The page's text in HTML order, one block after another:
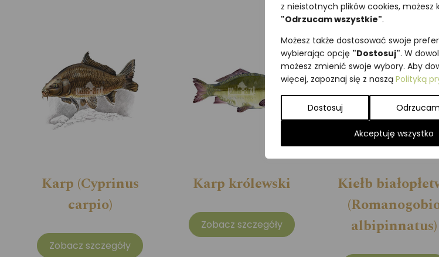
z nieistotnych plików cookies, możesz
"Odrzucam wszystkie".
Możesz także dostosować swoje
wybierając opcję "Dostosuj". W
możesz zmienić swoje wybory. Aby
więcej, zapoznaj się z naszą Polityką
Dostosuj
Akceptuję wszystko
Karp (Cyprinus
carpio)
Zobacz szczegóły
Karp królewski
Zobacz szczegóły
Kiełb
albipinnatus)